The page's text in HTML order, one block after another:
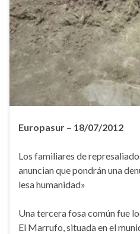
Europasur – 18/07/2012
Los familiares de
anuncian que pondrán una
lesa humanidad»
Una tercera fosa común fue
El Marrufo, situada en el